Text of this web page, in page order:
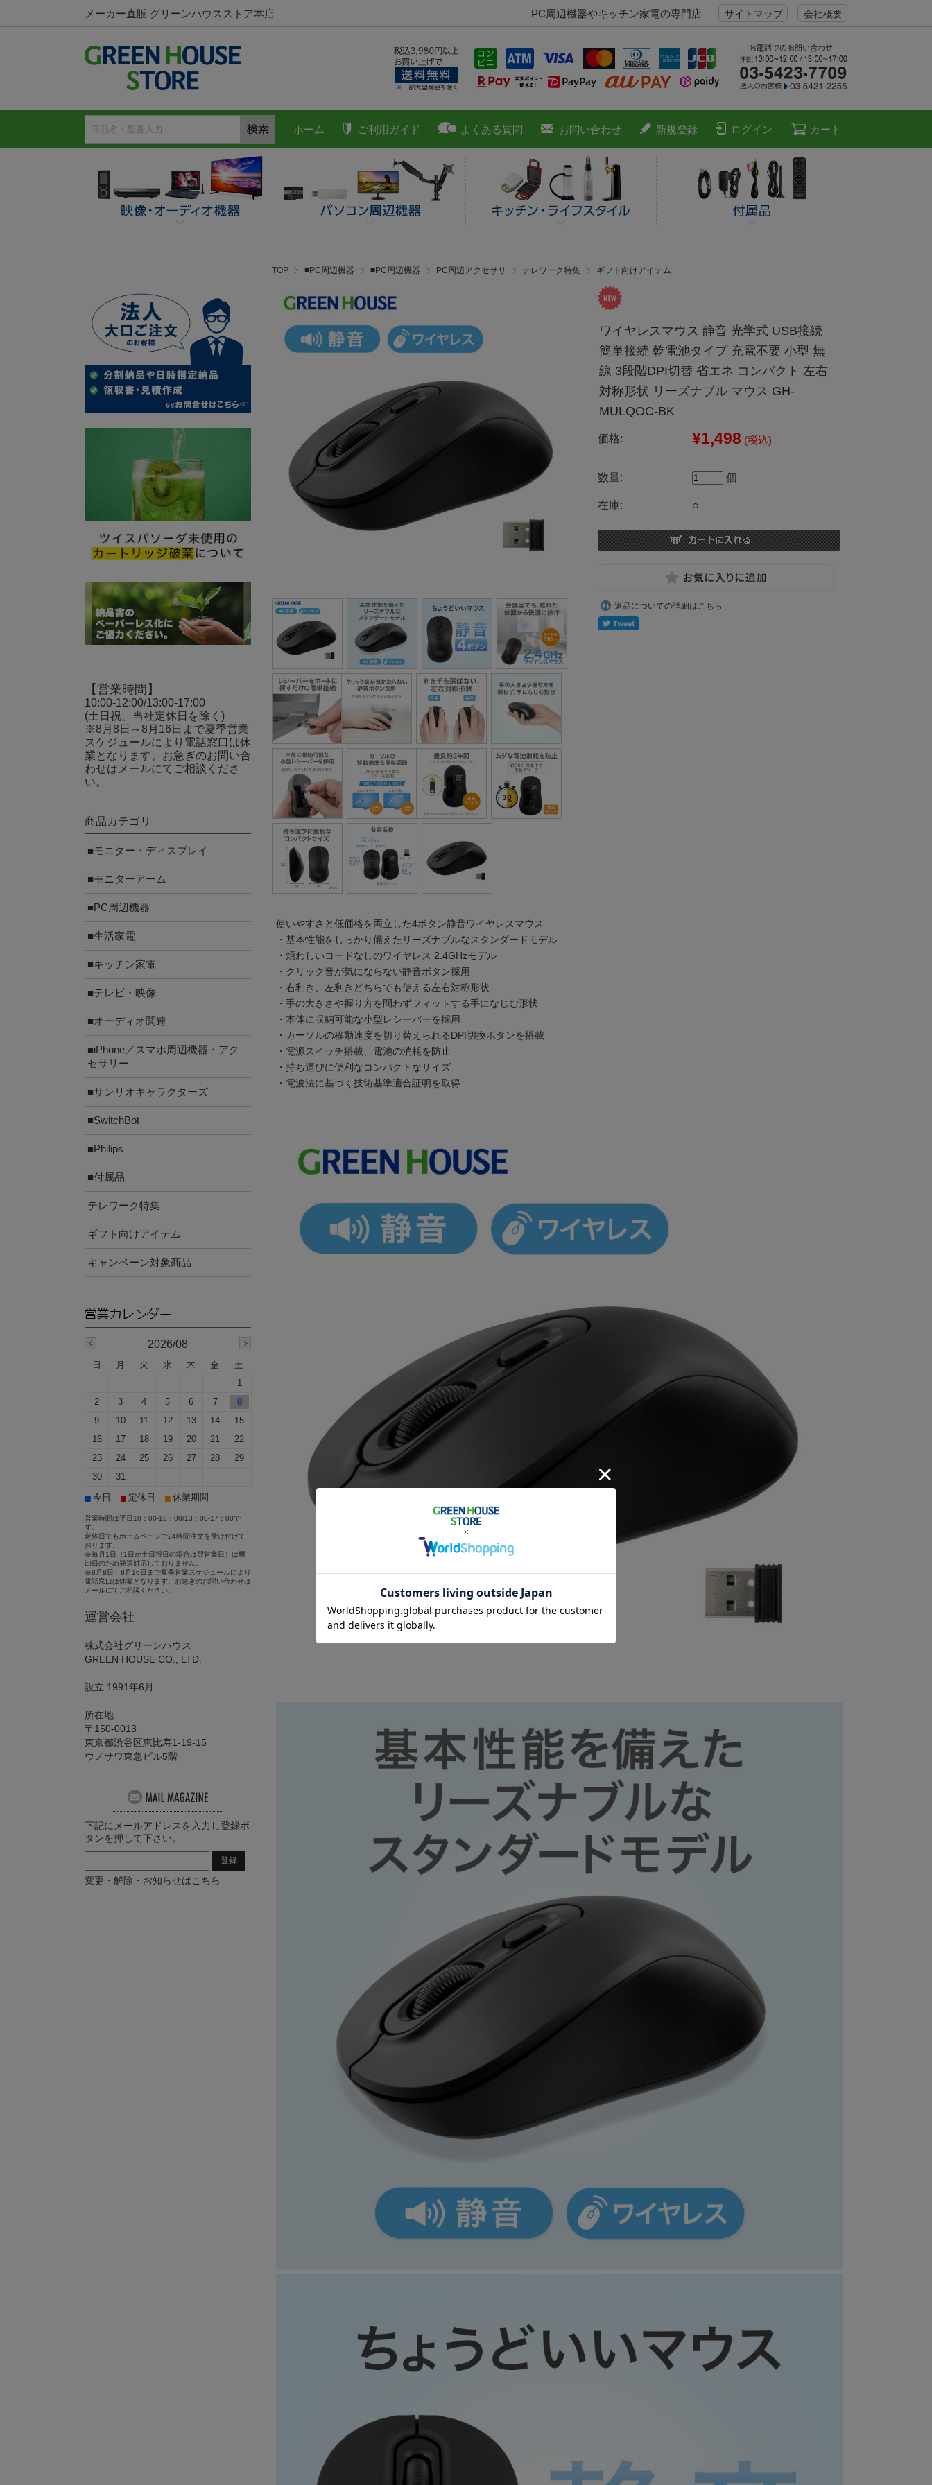
メーカー直販 グリーンハウスストア本店 PC周辺機器やキッチン家電の専門店 サイトマップ 会社概要
ホーム ご利用ガイド よくある質問 お問い合わせ 新規登録 ログイン カート
TOP ■PC周辺機器 ■PC周辺機器 PC周辺アクセサリ テレワーク特集 ギフト向けアイテム
ワイヤレスマウス 静音 光学式 USB接続
簡単接続 乾電池タイプ 充電不要 小型 無
線 3段階DPI切替 省エネ コンパクト 左右
対称形状 リーズナブル マウス GH-
MULQOC-BK
価格: ¥1,498 (税込)
数量: 個
在庫: ○
返品についての詳細はこちら
使いやすさと低価格を両立した4ボタン静音ワイヤレスマウス
・基本性能をしっかり備えたリーズナブルなスタンダードモデル
・煩わしいコードなしのワイヤレス 2.4GHzモデル
・クリック音が気にならない静音ボタン採用
・右利き、左利きどちらでも使える左右対称形状
・手の大きさや握り方を問わずフィットする手になじむ形状
・本体に収納可能な小型レシーバーを採用
・カーソルの移動速度を切り替えられるDPI切換ボタンを搭載
・電源スイッチ搭載、電池の消耗を防止
・持ち運びに便利なコンパクトなサイズ
・電波法に基づく技術基準適合証明を取得
--------------------------
【営業時間】
10:00-12:00/13:00-17:00
(土日祝、当社定休日を除く)
※8月8日～8月16日まで夏季営業
スケジュールにより電話窓口は休
業となります。お急ぎのお問い合
わせはメールにてご相談くださ
い。
--------------------------
商品カテゴリ
■モニター・ディスプレイ
■モニターアーム
■PC周辺機器
■生活家電
■キッチン家電
■テレビ・映像
■オーディオ関連
■iPhone／スマホ周辺機器・アク
セサリー
■サンリオキャラクターズ
■SwitchBot
■Philips
■付属品
テレワーク特集
ギフト向けアイテム
キャンペーン対象商品
2026/08
日 月 火 水 木 金
土
1
2
3 4 5 6 7
8
9
10 11 12 13 14
15
16
17 18 19 20 21
22
23
24 25 26 27 28
29
30
31
■ 今日 ■ 定休日 ■ 休業期間
営業時間は平日10：00-12：00/13：00-17：00で
す。
定休日でもホームページで24時間注文を受け付けて
おります。
※毎月1日（1日が土日祝日の場合は翌営業日）は棚
卸日のため発送対応しておりません。
※8月8日～8月16日まで夏季営業スケジュールにより
電話窓口は休業となります。お急ぎのお問い合わせは
メールにてご相談ください。
運営会社
株式会社グリーンハウス
GREEN HOUSE CO., LTD.
設立 1991年6月
所在地
〒150-0013
東京都渋谷区恵比寿1-19-15
ウノサワ東急ビル5階
下記にメールアドレスを入力し登録ボ
タンを押して下さい。
変更・解除・お知らせはこちら